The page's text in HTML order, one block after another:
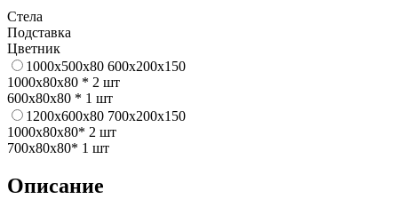
Стела
Подставка
Цветник
1000x500x80 600x200x150
1000x80x80 * 2 шт
600x80x80 * 1 шт
1200x600x80 700x200x150
1000x80x80* 2 шт
700x80x80* 1 шт
Описание